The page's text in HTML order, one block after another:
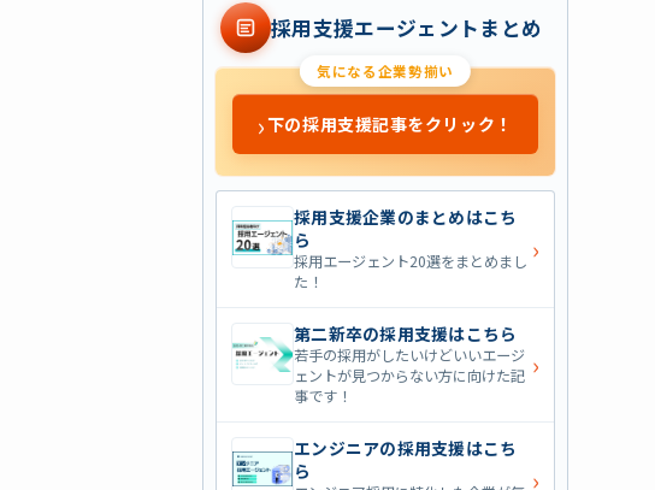
採用支援エージェントまとめ
気になる企業勢揃い
›下の採用支援記事をクリック！
採用支援企業のまとめはこち
ら
採用エージェント20選をまとめまし
た！
›
第二新卒の採用支援はこちら
若手の採用がしたいけどいいエージ
ェントが見つからない方に向けた記
事です！
›
エンジニアの採用支援はこち
ら
›